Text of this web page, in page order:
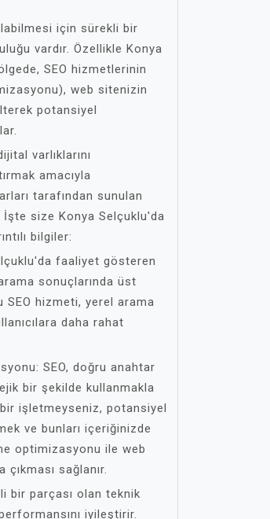
için sürekli bir
vardır. Özellikle Konya
SEO hizmetlerinin
web sitenizin
potansiyel
varlıklarını
amacıyla
tarafından sunulan
size Konya Selçuklu'da
bilgiler:
faaliyet gösteren
sonuçlarında üst
SEO hizmeti, yerel arama
daha rahat
SEO, doğru anahtar
bir şekilde kullanmakla
işletmeyseniz, potansiyel
ve bunları içeriğinizde
optimizasyonu ile web
sağlanır.
bir parçası olan teknik
iyileştirir.